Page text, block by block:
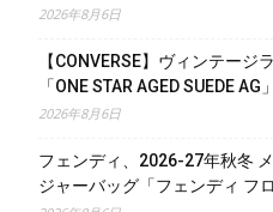
2026年8月6日
【CONVERSE】ヴィンテー
「ONE STAR AGED SUEDE
2026年8月6日
フェンディ、2026-27年秋冬
ジャーバッグ「フェンディ フ